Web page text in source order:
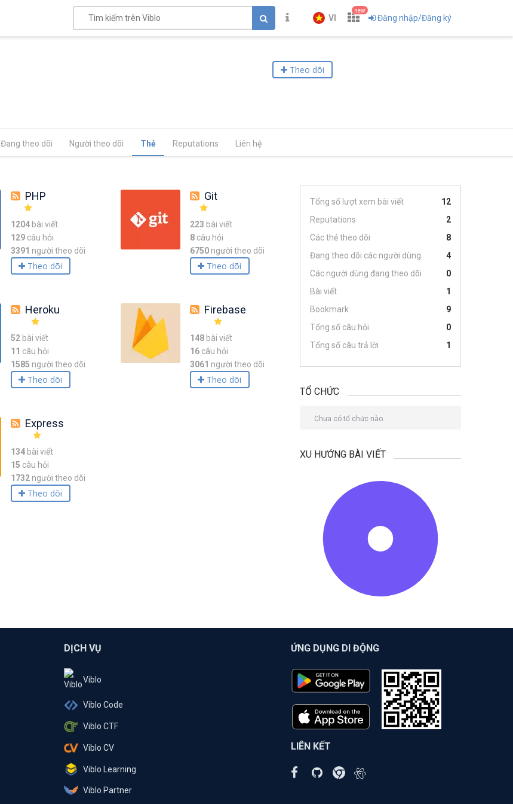
VI
new
Đăng nhập/Đăng ký
Theo dõi
Đang theo dõi Người theo dõi Thẻ Reputations Liên hệ
PHP
1204bài viết
129câu hỏi
3391 người theo dõi
Theo dõi
Git
223 bài viết
8câu hỏi
6750 người theo dõi
Theo dõi
Heroku
52bài viết
11 câu hỏi
1585 người theo dõi
Theo dõi
Firebase
148bài viết
16câu hỏi
3061 người theo dõi
Theo dõi
Express
134bài viết
15 câu hỏi
1732 người theo dõi
Theo dõi
Tổng số lượt xem bài viết
12
Reputations
2
Các thẻ theo dõi
8
Đang theo dõi các người dùng
4
Các người dùng đang theo dõi
0
Bài viết
1
Bookmark
9
Tổng số câu hỏi
0
Tổng số câu trả lời
1
TỔ CHỨC
Chưa có tổ chức nào.
XU HƯỚNG BÀI VIẾT
DỊCH VỤ
Viblo
Viblo Code
Viblo CTF
Viblo CV
Viblo Learning
Viblo Partner
ỨNG DỤNG DI ĐỘNG
LIÊN KẾT